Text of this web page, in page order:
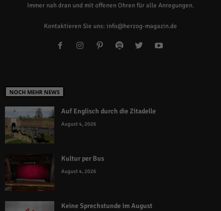
Immer nah dran und mit offenen Ohren für alle Anregungen.
Kontaktieren Sie uns: info@herzog-magazin.de
NOCH MEHR NEWS
Auf Englisch durch die Zitadelle
August 4, 2026
Kultur per Bus
August 4, 2026
Keine Sprechstunde im August